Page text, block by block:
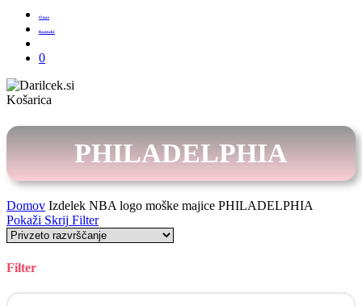
O nas
Kontakt
0
Košarica
PHILADELPHIA
Domov Izdelek NBA logo moške majice PHILADELPHIA
Pokaži Skrij Filter
Filter
Skrij